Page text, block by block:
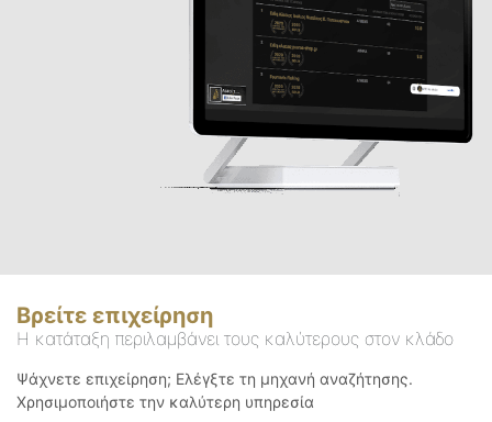
Βρείτε επιχείρηση
Η κατάταξη περιλαμβάνει τους καλύτερους στον κλάδο
Ψάχνετε επιχείρηση; Ελέγξτε τη μηχανή αναζήτησης.
Χρησιμοποιήστε την καλύτερη υπηρεσία